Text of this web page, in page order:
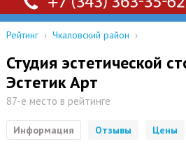
Рейтинг › Чкаловский район ›
Студия эстетической
Эстетик Арт
87-е место в рейтинге
Информация Отзывы Цены